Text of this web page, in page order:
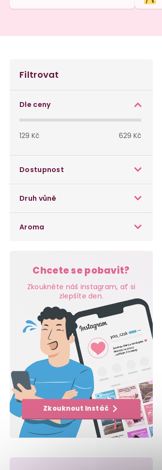
o
n
Filtrovat
Dle ceny
129 Kč 629 Kč
Dostupnost
Druh vůně
Aroma
Chcete se pobavit?
Zkoukněte náš instagram, ať si
zlepšíte den.
Zkouknout Instáč